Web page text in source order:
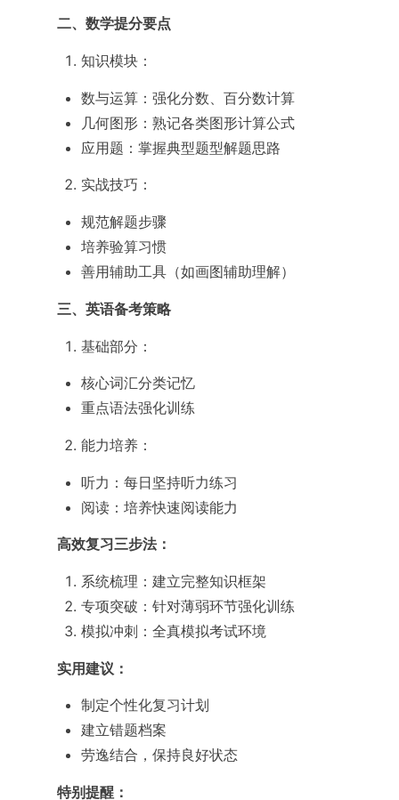
二、数学提分要点
知识模块：
数与运算：强化分数、百分数计算
几何图形：熟记各类图形计算公式
应用题：掌握典型题型解题思路
实战技巧：
规范解题步骤
培养验算习惯
善用辅助工具（如画图辅助理解）
三、英语备考策略
基础部分：
核心词汇分类记忆
重点语法强化训练
能力培养：
听力：每日坚持听力练习
阅读：培养快速阅读能力
高效复习三步法：
系统梳理：建立完整知识框架
专项突破：针对薄弱环节强化训练
模拟冲刺：全真模拟考试环境
实用建议：
制定个性化复习计划
建立错题档案
劳逸结合，保持良好状态
特别提醒：